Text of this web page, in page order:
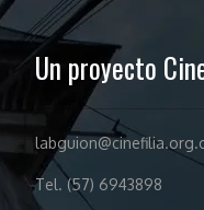
Un proyecto
Tel. (57) 6943898